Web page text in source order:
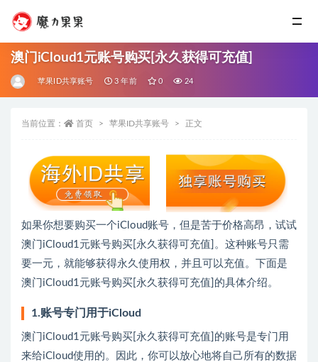
澳门iCloud1元账号购买[永久获得可充值]
苹果ID共享账号 3 年前 0 24
当前位置： 首页 苹果ID共享账号 正文
如果你想要购买一个iCloud账号，但是苦于价格高昂，试试
澳门iCloud1元账号购买[永久获得可充值]。这种账号只需
要一元，就能够获得永久使用权，并且可以充值。下面是
澳门iCloud1元账号购买[永久获得可充值]的具体介绍。
1.账号专门用于iCloud
澳门iCloud1元账号购买[永久获得可充值]的账号是专门用
来给iCloud使用的。因此，你可以放心地将自己所有的数据